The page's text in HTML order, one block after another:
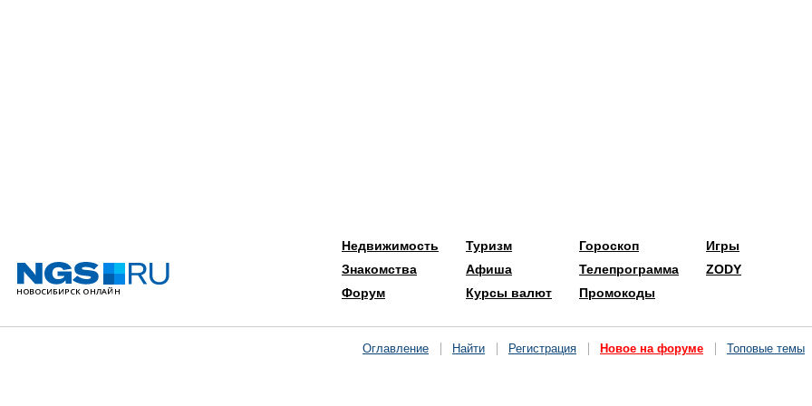
Недвижимость
Знакомства
Форум
Туризм
Афиша
Курсы валют
Гороскоп
Телепрограмма
Промокоды
Игры
ZODY
Оглавление Найти Регистрация Новое на форуме Топовые темы